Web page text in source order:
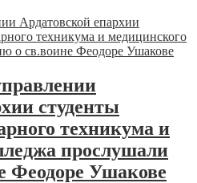
студенты
техникума и
прослушали
Феодоре Ушакове